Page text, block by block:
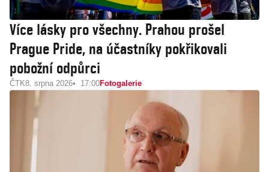
Více lásky pro všechny. Prahou prošel
Prague Pride, na účastníky pokřikovali
pobožní odpůrci
ČTK8. srpna 2026 17:00Fotogalerie